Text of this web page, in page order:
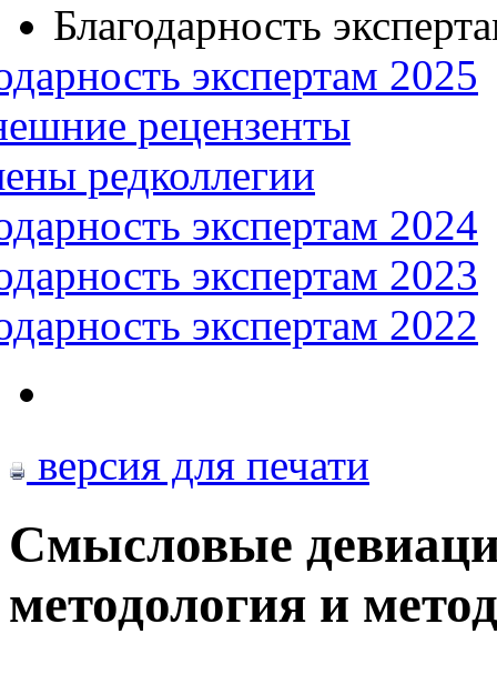
Благодарность
экспертам 2025
рецензенты
редколлегии
экспертам 2024
экспертам 2023
экспертам 2022
версия для печати
Смысловые
методология и